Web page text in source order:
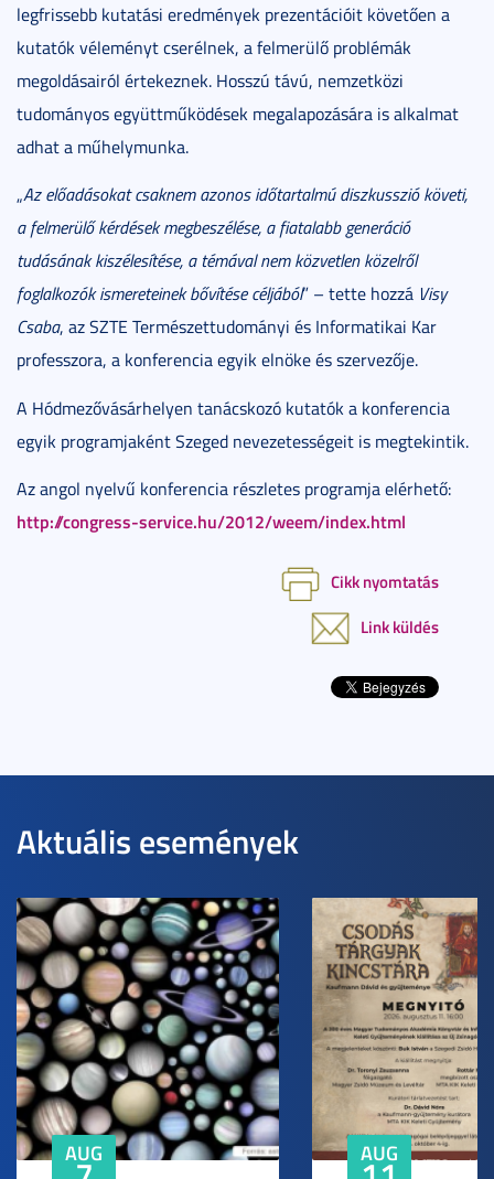
legfrissebb kutatási eredmények prezentációit követően a
kutatók véleményt cserélnek, a felmerülő problémák
megoldásairól értekeznek. Hosszú távú, nemzetközi
tudományos együttműködések megalapozására is alkalmat
adhat a műhelymunka.
„Az előadásokat csaknem azonos időtartalmú diszkusszió követi,
a felmerülő kérdések megbeszélése, a fiatalabb generáció
tudásának kiszélesítése, a témával nem közvetlen közelről
foglalkozók ismereteinek bővítése céljából” – tette hozzá Visy
Csaba, az SZTE Természettudományi és Informatikai Kar
professzora, a konferencia egyik elnöke és szervezője.
A Hódmezővásárhelyen tanácskozó kutatók a konferencia
egyik programjaként Szeged nevezetességeit is megtekintik.
Az angol nyelvű konferencia részletes programja elérhető:
http://congress-service.hu/2012/weem/index.html
Cikk nyomtatás
Link küldés
Aktuális események
AUG AUG